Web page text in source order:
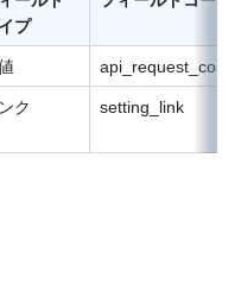
プ
api_request_count
ク setting_link